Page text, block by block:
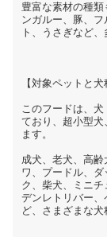
豊富な素材の種
ンガルー、豚、
ト、うさぎなど
【対象ペットと犬
このフードは、
ており、超小型
ます。
成犬、老犬、高
ワ、プードル、
ク、柴犬、ミニ
デンレトリバー
ど、さまざまな犬